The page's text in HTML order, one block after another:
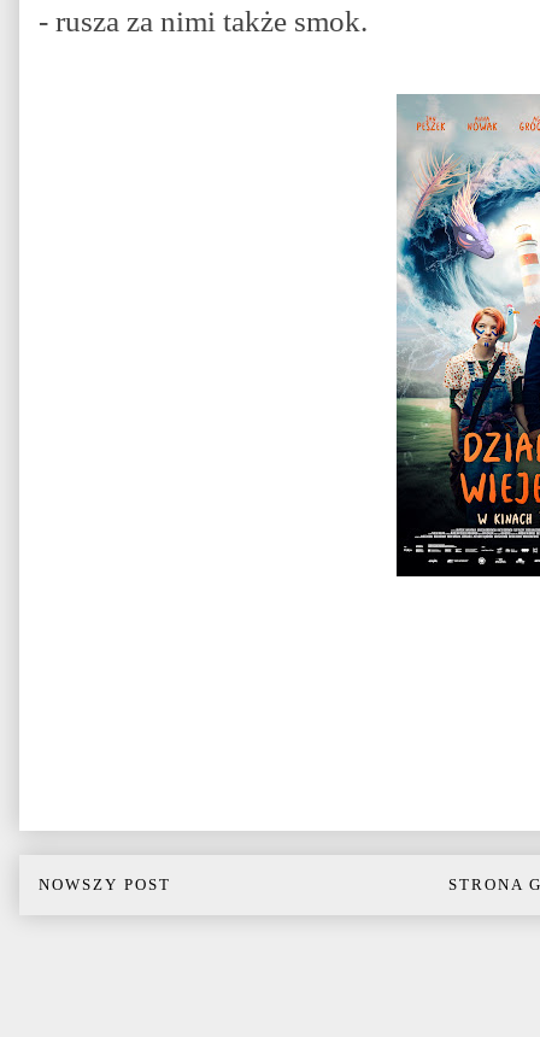
- rusza za nimi także smok.
NOWSZY POST STRONA